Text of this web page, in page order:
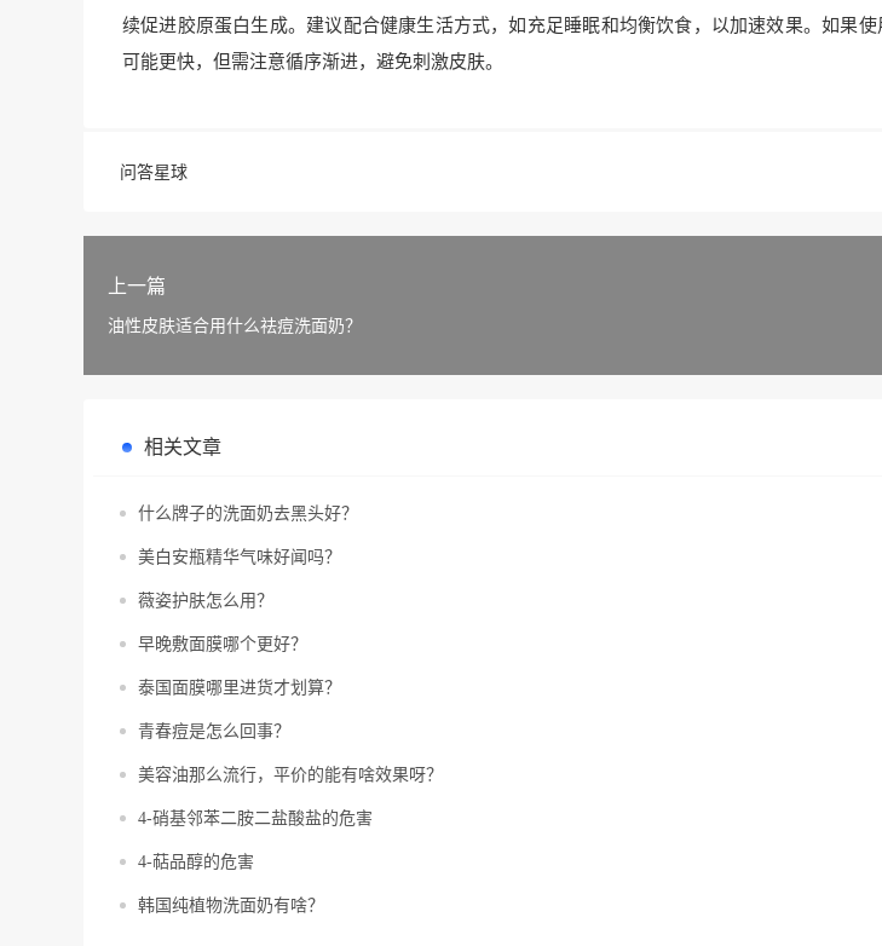
续促进胶原蛋白生成。建议配合健康生活方式，如充足睡眠和均衡饮食，以加速效果。如果
可能更快，但需注意循序渐进，避免刺激皮肤。
问答星球
上一篇
油性皮肤适合用什么祛痘洗面奶？
相关文章
什么牌子的洗面奶去黑头好？
美白安瓶精华气味好闻吗？
薇姿护肤怎么用？
早晚敷面膜哪个更好？
泰国面膜哪里进货才划算？
青春痘是怎么回事？
美容油那么流行，平价的能有啥效果呀？
4-硝基邻苯二胺二盐酸盐的危害
4-萜品醇的危害
韩国纯植物洗面奶有啥？